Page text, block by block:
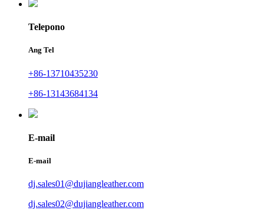
Telepono
Ang Tel
+86-13710435230
+86-13143684134
E-mail
E-mail
dj.sales01@dujiangleather.com
dj.sales02@dujiangleather.com